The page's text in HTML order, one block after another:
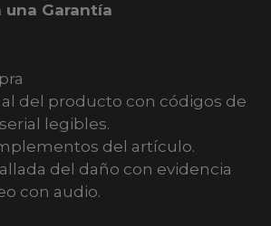
una Garantía
del producto con códigos de
legibles.
del artículo.
del daño con evidencia
con audio.